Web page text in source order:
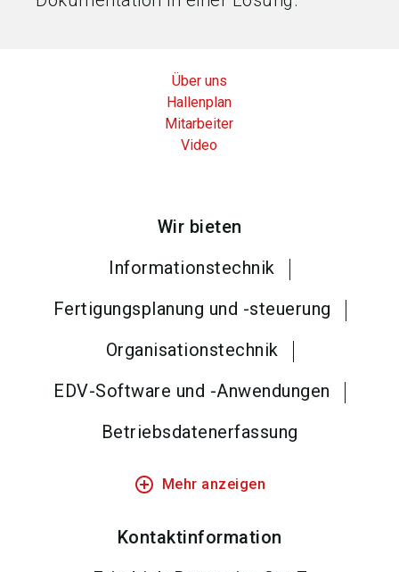
Über uns
Hallenplan
Mitarbeiter
Video
Wir bieten
Informationstechnik
Fertigungsplanung und -steuerung
Organisationstechnik
EDV-Software und -Anwendungen
Betriebsdatenerfassung
add_circle_outline Mehr anzeigen
Kontaktinformation